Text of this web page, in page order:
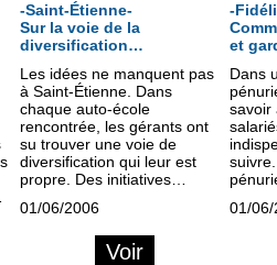
-Saint-Étienne-
Sur la voie de la
diversification…
Les idées ne manquent pas
à Saint-Étienne. Dans
chaque auto-école
rencontrée, les gérants ont
su trouver une voie de
diversification qui leur est
propre. Des initiatives
rencontres sympathiques. A
Saint-Etienne,...
01/06/2006
Voir
-
et
Dans
savoir
suivre. C’est bien
lors,
01/06/